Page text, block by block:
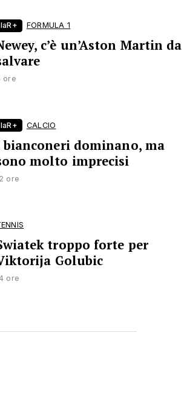
laR+ FORMULA 1
c’è un’Aston Martin da
ore
laR+ CALCIO
bianconeri dominano, ma
molto imprecisi
ore
troppo forte per
Golubic
ore